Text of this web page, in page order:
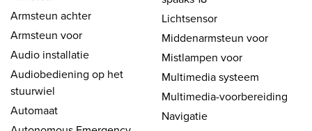
Armsteun achter
Armsteun voor
Audio installatie
Audiobediening op het
stuurwiel
Automaat
Lichtsensor
Middenarmsteun voor
Mistlampen voor
Multimedia systeem
Multimedia-voorbereiding
Navigatie